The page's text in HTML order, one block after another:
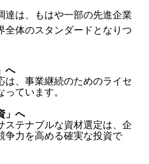
達は、もはや一部の先進企業
全体のスタンダードとなりつ
へ
は、事業継続のためのライセ
ています。
」へ
ステナブルな資材選定は、企
争力を高める確実な投資で